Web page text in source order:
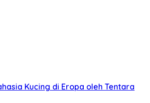
Kucing di Eropa oleh Tentara